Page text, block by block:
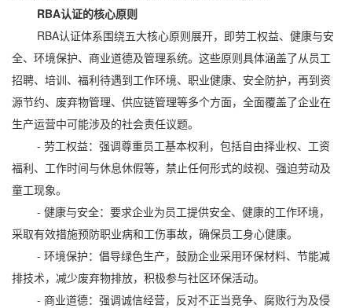
RBA认证的核心原则
RBA认证体系围绕五大核心原则展开，即劳工权益、健康与安
全、环境保护、商业道德及管理系统。这些原则具体涵盖了从员工
招聘、培训、福利待遇到工作环境、职业健康、安全防护，再到资
源节约、废弃物管理、供应链管理等多个方面，全面覆盖了企业在
生产运营中可能涉及的社会责任议题。
- 劳工权益：强调尊重员工基本权利，包括自由择业权、工资
福利、工作时间与休息休假等，禁止任何形式的歧视、强迫劳动及
童工现象。
- 健康与安全：要求企业为员工提供安全、健康的工作环境，
采取有效措施预防职业病和工伤事故，确保员工身心健康。
- 环境保护：倡导绿色生产，鼓励企业采用环保材料、节能减
排技术，减少废弃物排放，积极参与社区环保活动。
- 商业道德：强调诚信经营，反对不正当竞争、腐败行为及侵